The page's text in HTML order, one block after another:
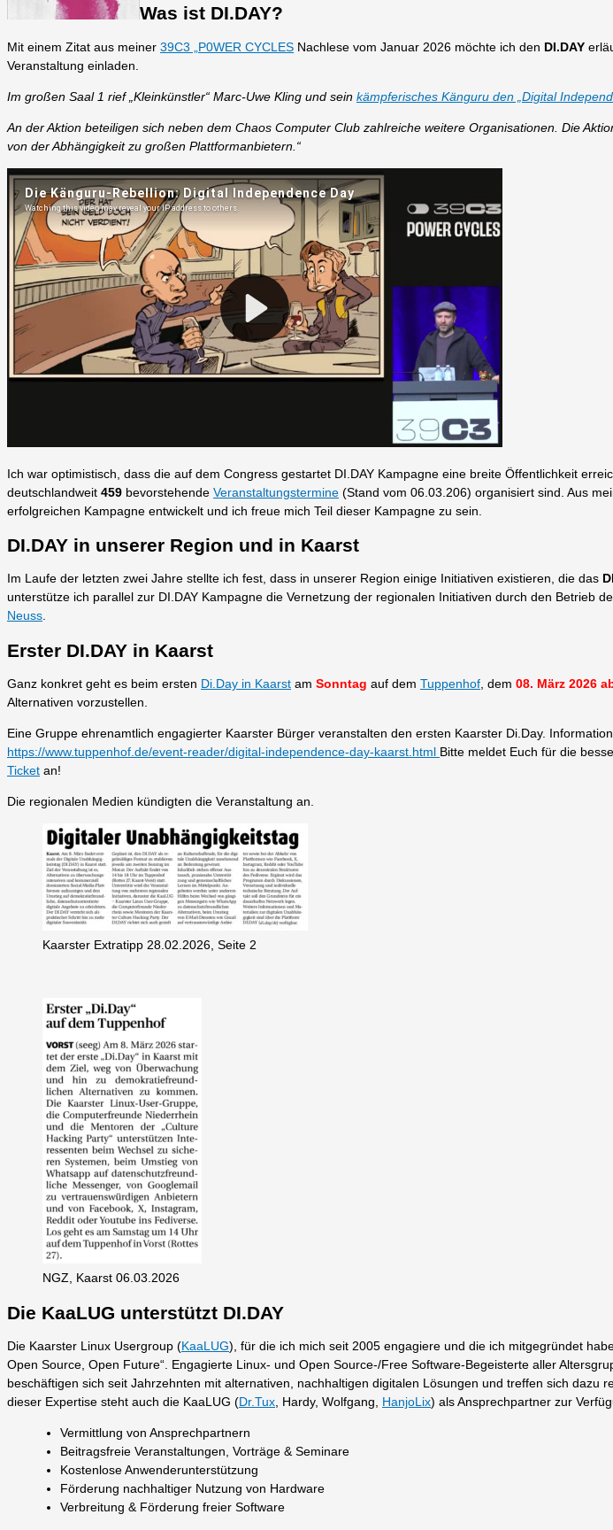
Was ist DI.DAY?
Mit einem Zitat aus meiner 39C3 „P0WER CYCLES Nachlese vom Januar 2026 möchte ich den DI.DAY
Veranstaltung einladen.
Im großen Saal 1 rief „Kleinkünstler“ Marc-Uwe Kling und sein kämpferisches Känguru den „Digital
An der Aktion beteiligen sich neben dem Chaos Computer Club zahlreiche weitere Organisationen. Die
von der Abhängigkeit zu großen Plattformanbietern.“
Ich war optimistisch, dass die auf dem Congress gestartet DI.DAY Kampagne eine breite Öffentlichkeit
deutschlandweit 459 bevorstehende Veranstaltungstermine (Stand vom 06.03.206) organisiert sind. Aus
erfolgreichen Kampagne entwickelt und ich freue mich Teil dieser Kampagne zu sein.
DI.DAY in unserer Region und in Kaarst
Im Laufe der letzten zwei Jahre stellte ich fest, dass in unserer Region einige Initiativen existieren, die das
unterstütze ich parallel zur DI.DAY Kampagne die Vernetzung der regionalen Initiativen durch den Betrieb
Neuss.
Erster DI.DAY in Kaarst
Ganz konkret geht es beim ersten Di.Day in Kaarst am Sonntag auf dem Tuppenhof, dem 08. März 2026
Alternativen vorzustellen.
Eine Gruppe ehrenamtlich engagierter Kaarster Bürger veranstalten den ersten Kaarster Di.Day.
https://www.tuppenhof.de/event-reader/digital-independence-day-kaarst.html Bitte meldet Euch für die
Ticket an!
Die regionalen Medien kündigten die Veranstaltung an.
Kaarster Extratipp 28.02.2026, Seite 2
NGZ, Kaarst 06.03.2026
Die KaaLUG unterstützt DI.DAY
Die Kaarster Linux Usergroup (KaaLUG), für die ich mich seit 2005 engagiere und die ich mitgegründet
Open Source, Open Future“. Engagierte Linux- und Open Source-/Free Software-Begeisterte aller
beschäftigen sich seit Jahrzehnten mit alternativen, nachhaltigen digitalen Lösungen und treffen sich dazu
dieser Expertise steht auch die KaaLUG (Dr.Tux , Hardy, Wolfgang, HanjoLix) als Ansprechpartner zur
Vermittlung von Ansprechpartnern
Beitragsfreie Veranstaltungen, Vorträge & Seminare
Kostenlose Anwenderunterstützung
Förderung nachhaltiger Nutzung von Hardware
Verbreitung & Förderung freier Software